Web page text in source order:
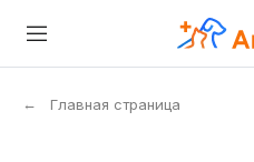
← Главная страница